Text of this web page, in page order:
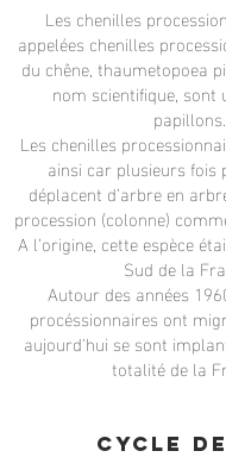
Les chenilles
appelées chenilles
du chêne, thaumetopoea
nom scientifique, sont
papillons.
Les chenilles
ainsi car plusieurs fois
déplacent d’arbre en
procession (colonne)
A l’origine, cette espèce
Sud de la
Autour des années
procéssionnaires ont
aujourd'hui se sont
totalité de la
Cycle